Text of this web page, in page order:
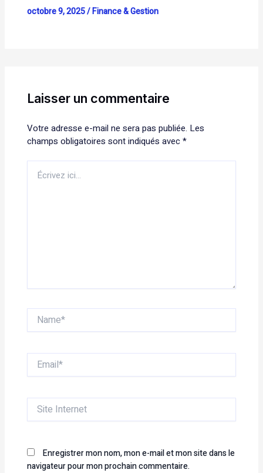
octobre 9, 2025/Finance & Gestion
Laisser un commentaire
Votre adresse e-mail ne sera pas publiée. Les
champs obligatoires sont indiqués avec*
ici…
Name*
Email*
Site
Internet
Enregistrer mon nom, mon e-mail et mon site dans le
navigateur pour mon prochain commentaire.